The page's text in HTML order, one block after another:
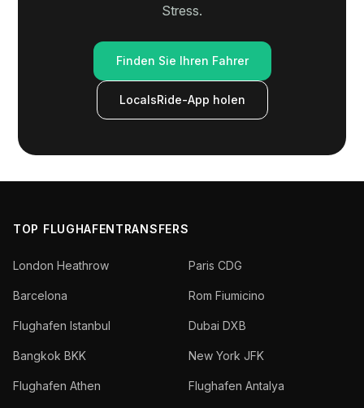
Stress.
Finden Sie Ihren Fahrer
LocalsRide-App holen
TOP FLUGHAFENTRANSFERS
London Heathrow Paris CDG
Barcelona Rom Fiumicino
Flughafen Istanbul Dubai DXB
Bangkok BKK New York JFK
Flughafen Athen Flughafen Antalya